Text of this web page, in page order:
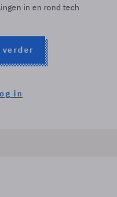
in en rond tech
in